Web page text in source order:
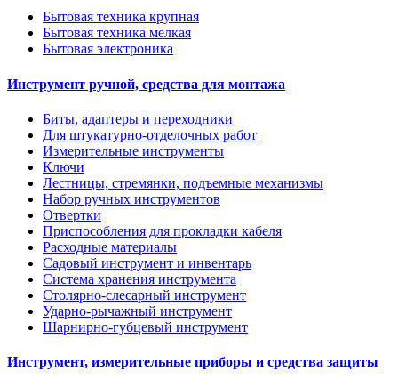
Бытовая техника крупная
Бытовая техника мелкая
Бытовая электроника
Инструмент ручной, средства для монтажа
Биты, адаптеры и переходники
Для штукатурно-отделочных работ
Измерительные инструменты
Ключи
Лестницы, стремянки, подъемные механизмы
Набор ручных инструментов
Отвертки
Приспособления для прокладки кабеля
Расходные материалы
Садовый инструмент и инвентарь
Система хранения инструмента
Столярно-слесарный инструмент
Ударно-рычажный инструмент
Шарнирно-губцевый инструмент
Инструмент, измерительные приборы и средства защиты